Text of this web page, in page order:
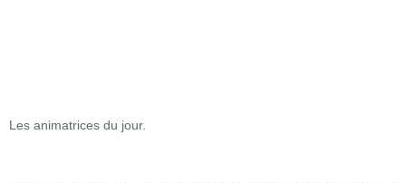
Les animatrices du jour.